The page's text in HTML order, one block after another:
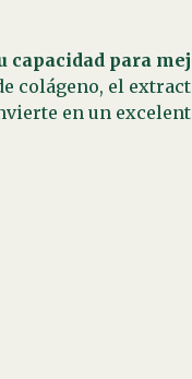
capacidad para
el
en un